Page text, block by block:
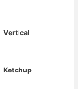
Vertical
Ketchup